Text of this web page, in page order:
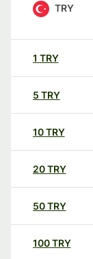
TRY
1 TRY
5 TRY
10TRY
20TRY
50TRY
100TRY